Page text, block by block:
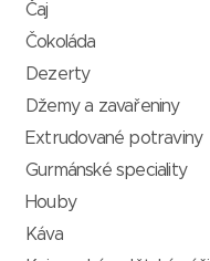
Čaj
Čokoláda
Dezerty
Džemy a zavařeniny
Extrudované potraviny
Gurmánské speciality
Houby
Káva